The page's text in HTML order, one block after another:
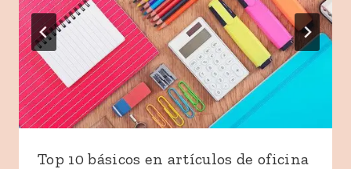
Top 10 básicos en artículos de oficina